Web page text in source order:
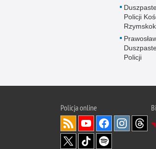
Policji
Policji
Policjaonline